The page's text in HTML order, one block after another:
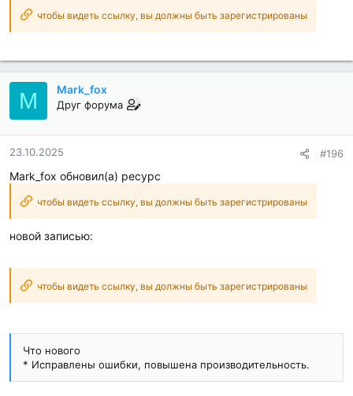
чтобы видеть ссылку, вы должны быть зарегистрированы
M Mark_fox
Друг форума
23.10.2025 #196
Mark_fox обновил(а) ресурс
чтобы видеть ссылку, вы должны быть зарегистрированы
новой записью:
чтобы видеть ссылку, вы должны быть зарегистрированы
Что нового
* Исправлены ошибки, повышена производительность.